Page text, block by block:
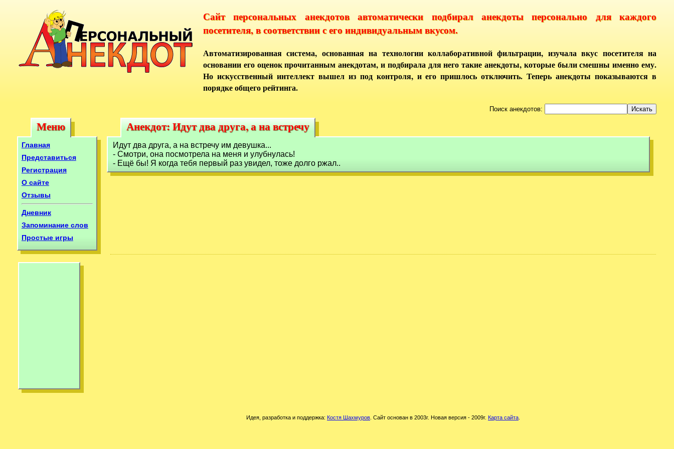
Сайт персональных анекдотов автоматически подбирал анекдоты персонально для каждого
посетителя, в соответствии с его индивидуальным вкусом.
Автоматизированная система, основанная на технологии коллаборативной фильтрации, изучала вкус посетителя на
основании его оценок прочитанным анекдотам, и подбирала для него такие анекдоты, которые были смешны именно ему.
Но искусственный интеллект вышел из под контроля, и его пришлось отключить. Теперь анекдоты показываются в
порядке общего рейтинга.
Поиск анекдотов:
Меню
Меню
Главная
Представиться
Регистрация
О сайте
Отзывы
Дневник
Запоминание слов
Простые игры
Анекдот: Идут два друга, а на встречу
Анекдот: Идут два друга, а на встречу
Идут два друга, а на встречу им девушка...
- Смотри, она посмотрела на меня и улубнулась!
- Ещё бы! Я когда тебя первый раз увидел, тоже долго ржал..
Идея, разработка и поддержка: Костя Шахмуров . Сайт основан в 2003г. Новая версия - 2009г. Карта сайта